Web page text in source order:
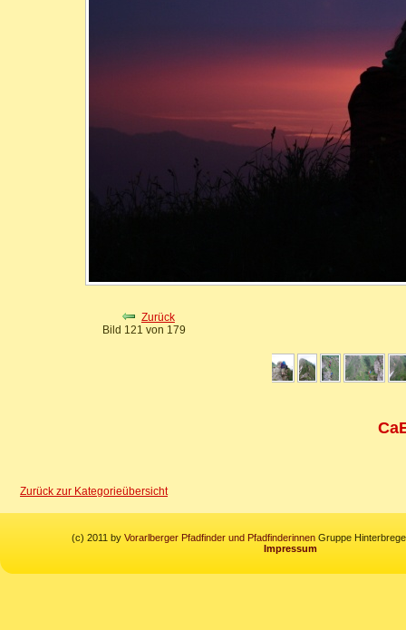
Zurück
Bild 121 von 179
Zurück zur Kategorieübersicht
(c) 2011 by Vorarlberger Pfadfinder und PfadfinderinnenGruppe
Impressum